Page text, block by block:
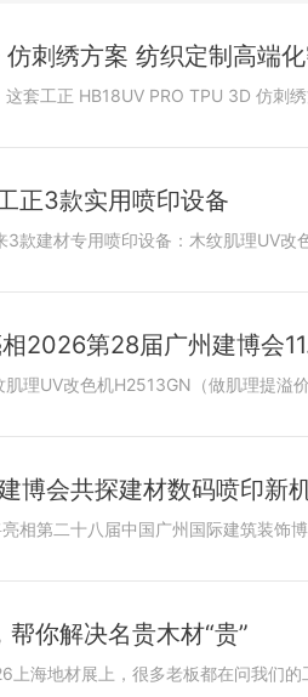
刺绣方案 纺织定制高端化
正3款实用喷印设备
2026第28届广州建博会
博会共探建材数码喷印新
你解决名贵木材“贵”